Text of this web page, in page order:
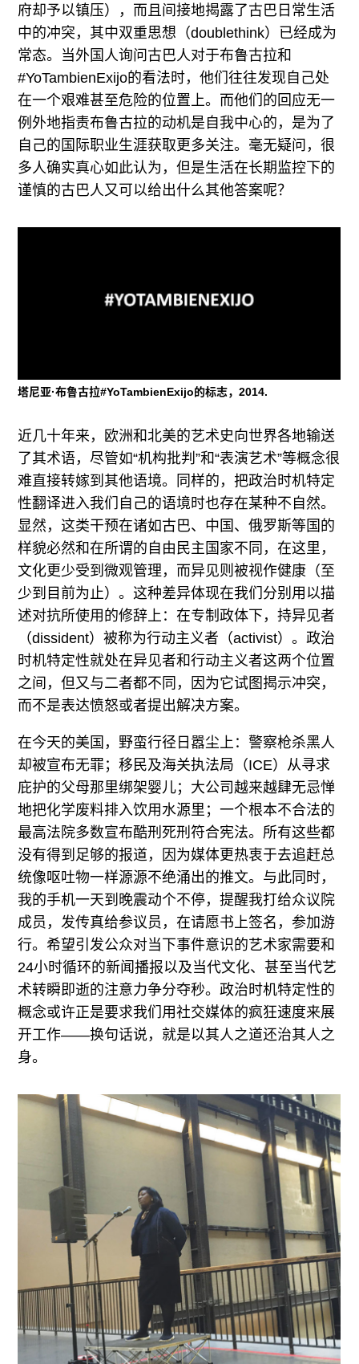
府却予以镇压），而且间接地揭露了古巴日常生活
中的冲突，其中双重思想（doublethink）已经成为
常态。当外国人询问古巴人对于布鲁古拉和
#YoTambienExijo的看法时，他们往往发现自己处
在一个艰难甚至危险的位置上。而他们的回应无一
例外地指责布鲁古拉的动机是自我中心的，是为了
自己的国际职业生涯获取更多关注。毫无疑问，很
多人确实真心如此认为，但是生活在长期监控下的
谨慎的古巴人又可以给出什么其他答案呢？
塔尼亚·布鲁古拉#YoTambienExijo的标志，2014.
近几十年来，欧洲和北美的艺术史向世界各地输送
了其术语，尽管如“机构批判”和“表演艺术”等概念很
难直接转嫁到其他语境。同样的，把政治时机特定
性翻译进入我们自己的语境时也存在某种不自然。
显然，这类干预在诸如古巴、中国、俄罗斯等国的
样貌必然和在所谓的自由民主国家不同，在这里，
文化更少受到微观管理，而异见则被视作健康（至
少到目前为止）。这种差异体现在我们分别用以描
述对抗所使用的修辞上：在专制政体下，持异见者
（dissident）被称为行动主义者（activist）。政治
时机特定性就处在异见者和行动主义者这两个位置
之间，但又与二者都不同，因为它试图揭示冲突，
而不是表达愤怒或者提出解决方案。
在今天的美国，野蛮行径日嚣尘上：警察枪杀黑人
却被宣布无罪；移民及海关执法局（ICE）从寻求
庇护的父母那里绑架婴儿；大公司越来越肆无忌惮
地把化学废料排入饮用水源里；一个根本不合法的
最高法院多数宣布酷刑死刑符合宪法。所有这些都
没有得到足够的报道，因为媒体更热衷于去追赶总
统像呕吐物一样源源不绝涌出的推文。与此同时，
我的手机一天到晚震动个不停，提醒我打给众议院
成员，发传真给参议员，在请愿书上签名，参加游
行。希望引发公众对当下事件意识的艺术家需要和
24小时循环的新闻播报以及当代文化、甚至当代艺
术转瞬即逝的注意力争分夺秒。政治时机特定性的
概念或许正是要求我们用社交媒体的疯狂速度来展
开工作——换句话说，就是以其人之道还治其人之
身。